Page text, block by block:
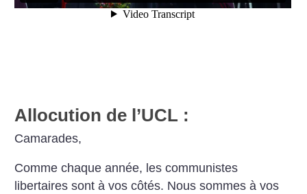
Allocution de l’UCL :
Camarades,
Comme chaque année, les communistes
libertaires sont à vos côtés. Nous sommes à vos